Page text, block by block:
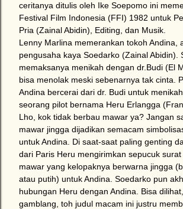
ceritanya ditulis oleh Ike Soepomo ini
Festival Film Indonesia (FFI) 1982 untuk
Pria (Zainal Abidin), Editing, dan Musik.
Lenny Marlina memerankan tokoh Andina,
pengusaha kaya Soedarko (Zainal Abidin).
memaksanya menikah dengan dr.Budi (El
bisa menolak meski sebenarnya tak cinta.
Andina bercerai dari dr. Budi untuk
seorang pilot bernama Heru Erlangga
Lho, kok tidak berbau mawar ya? Jangan
mawar jingga dijadikan semacam
untuk Andina. Di saat-saat paling genting
dari Paris Heru mengirimkan sepucuk surat
mawar yang kelopaknya berwarna jingga
atau putih) untuk Andina. Soedarko pun
hubungan Heru dengan Andina. Bisa
gamblang, toh judul macam ini justru